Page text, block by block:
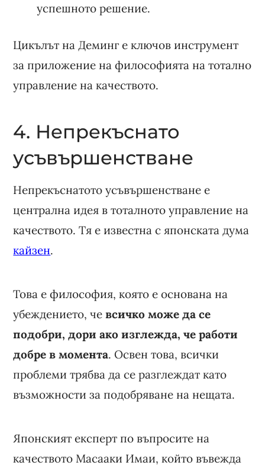
успешното решение.
Цикълът на Деминг е ключов инструмент
за приложение на философията на тотално
управление на качеството.
4. Непрекъснато
усъвършенстване
Непрекъснатото усъвършенстване е
централна идея в тоталното управление на
качеството. Тя е известна с японската дума
кайзен.
Това е философия, която е основана на
убеждението, чевсичко може да се
подобри, дори ако изглежда, че работи
добре в момента. Освен това, всички
проблеми трябва да се разглеждат като
възможности за подобряване на нещата.
Японският експерт по въпросите на
качеството Масааки Имаи, който въвежда